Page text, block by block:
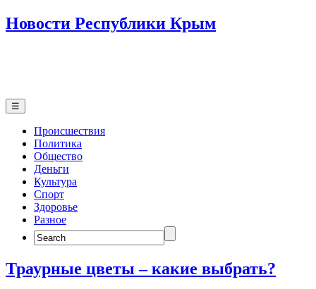
Новости Республики Крым
☰
Происшествия
Политика
Общество
Деньги
Культура
Спорт
Здоровье
Разное
Search
for:
Траурные цветы – какие выбрать?